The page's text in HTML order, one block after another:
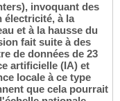
invoquant des
électricité, à la
et à la hausse du
fait suite à des
de données de 23
artificielle (IA) et
locale à ce type
que cela pourrait